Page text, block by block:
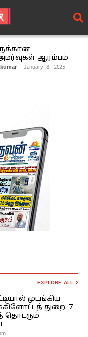
ஆரம்பம்
- January 8, 2025
EXPLORE ALL
முடங்கிய
துறை: 7
தொடரும்